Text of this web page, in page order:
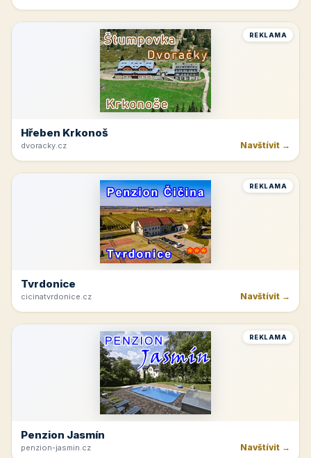
REKLAMA
Hřeben Krkonoš
dvoracky.cz Navštívit →
REKLAMA
Tvrdonice
cicinatvrdonice.cz Navštívit →
REKLAMA
Penzion Jasmín
penzion-jasmin.cz Navštívit →